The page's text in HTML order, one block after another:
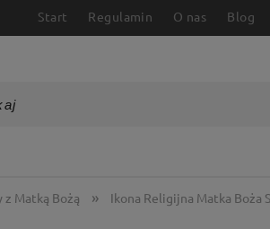
Start Regulamin O nas Blog
z Matką Bożą » Ikona Religijna Matka Boża